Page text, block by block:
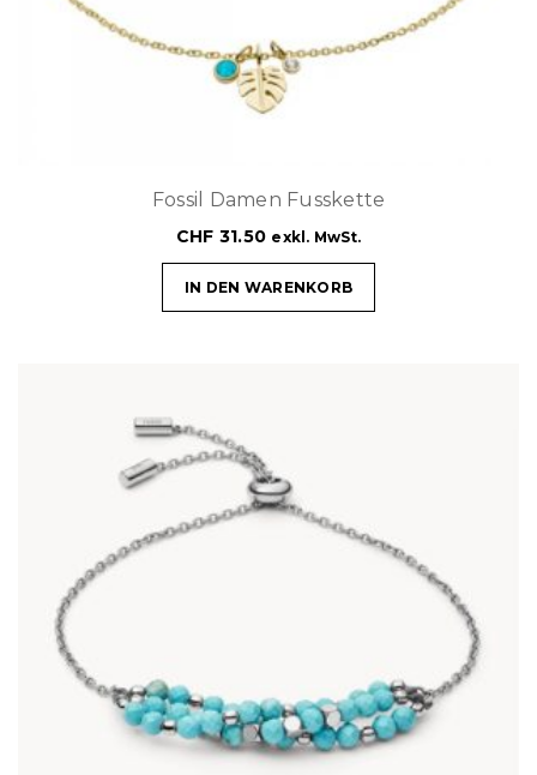
Fossil Damen Fusskette
CHF 31.50 exkl. MwSt.
IN DEN WARENKORB